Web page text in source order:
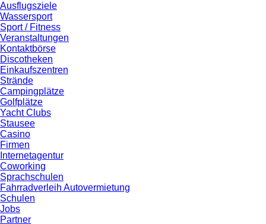
Ausflugsziele
Wassersport
Sport / Fitness
Veranstaltungen
Kontaktbörse
Discotheken
Einkaufszentren
Strände
Campingplätze
Golfplätze
Yacht Clubs
Stausee
Casino
Firmen
Internetagentur
Coworking
Sprachschulen
Fahrradverleih Autovermietung
Schulen
Jobs
Partner